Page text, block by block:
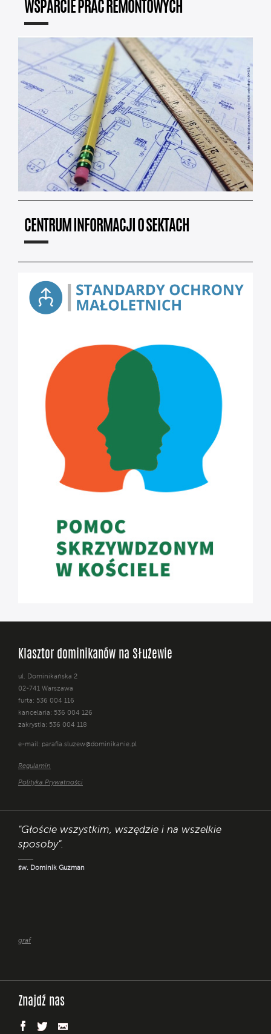
WSPARCIE PRAC REMONTOWYCH
CENTRUM INFORMACJI O SEKTACH
Klasztor dominikanów na Służewie
ul. Dominikańska 2
02-741 Warszawa
furta: 536 004 116
kancelaria: 536 004 126
zakrystia: 536 004 118
e-mail: parafia.sluzew@dominikanie.pl
Regulamin
Polityka Prywatności
"Głoście wszystkim, wszędzie i na wszelkie
sposoby".
św. Dominik Guzman
graf
Znajdź nas